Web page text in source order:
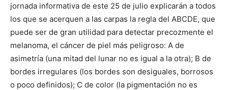
jornada informativa de este 25 de julio explicarán a todos
los que se acerquen a las carpas la regla del ABCDE, que
puede ser de gran utilidad para detectar precozmente el
melanoma, el cáncer de piel más peligroso: A de
asimetría (una mitad del lunar no es igual a la otra); B de
bordes irregulares (los bordes son desiguales, borrosos
o poco definidos); C de color (la pigmentación no es